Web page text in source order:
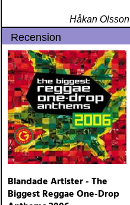
Håkan Olsson
Recension
Blandade Artister - The
Biggest Reggae One-Drop